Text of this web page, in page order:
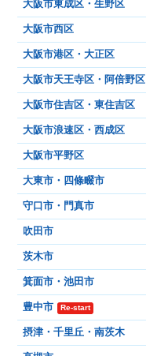
大阪市東成区・生野区
大阪市西区
大阪市港区・大正区
大阪市天王寺区・阿倍野区
大阪市住吉区・東住吉区
大阪市浪速区・西成区
大阪市平野区
大東市・四條畷市
守口市・門真市
吹田市
茨木市
箕面市・池田市
豊中市 Re-start
摂津・千里丘・南茨木